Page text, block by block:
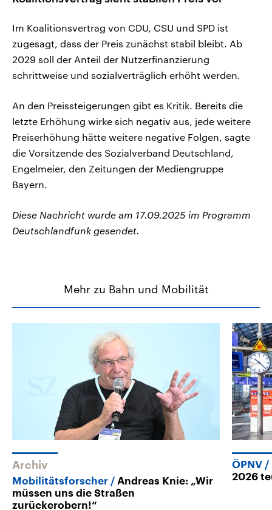
Im Koalitionsvertrag von CDU, CSU und SPD ist
zugesagt, dass der Preis zunächst stabil bleibt. Ab
2029 soll der Anteil der Nutzerfinanzierung
schrittweise und sozialverträglich erhöht werden.
An den Preissteigerungen gibt es Kritik. Bereits die
letzte Erhöhung wirke sich negativ aus, jede weitere
Preiserhöhung hätte weitere negative Folgen, sagte
die Vorsitzende des Sozialverband Deutschland,
Engelmeier, den Zeitungen der Mediengruppe
Bayern.
Diese Nachricht wurde am 17.09.2025 im Programm
Deutschlandfunk gesendet.
Mehr zu Bahn und Mobilität
Archiv
Mobilitätsforscher
Andreas Knie: „Wir
müssen uns die Straßen
zurückerobern!“
ÖPNV
2026